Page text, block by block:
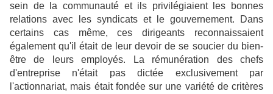
sein de la communauté et ils privilégiaient les bonnes
relations avec les syndicats et le gouvernement. Dans
certains cas même, ces dirigeants reconnaissaient
également qu'il était de leur devoir de se soucier du bien-
être de leurs employés. La rémunération des chefs
d'entreprise n'était pas dictée exclusivement par
l'actionnariat, mais était fondée sur une variété de critères